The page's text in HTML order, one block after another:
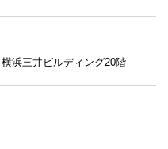
浜三井ビルディング20階